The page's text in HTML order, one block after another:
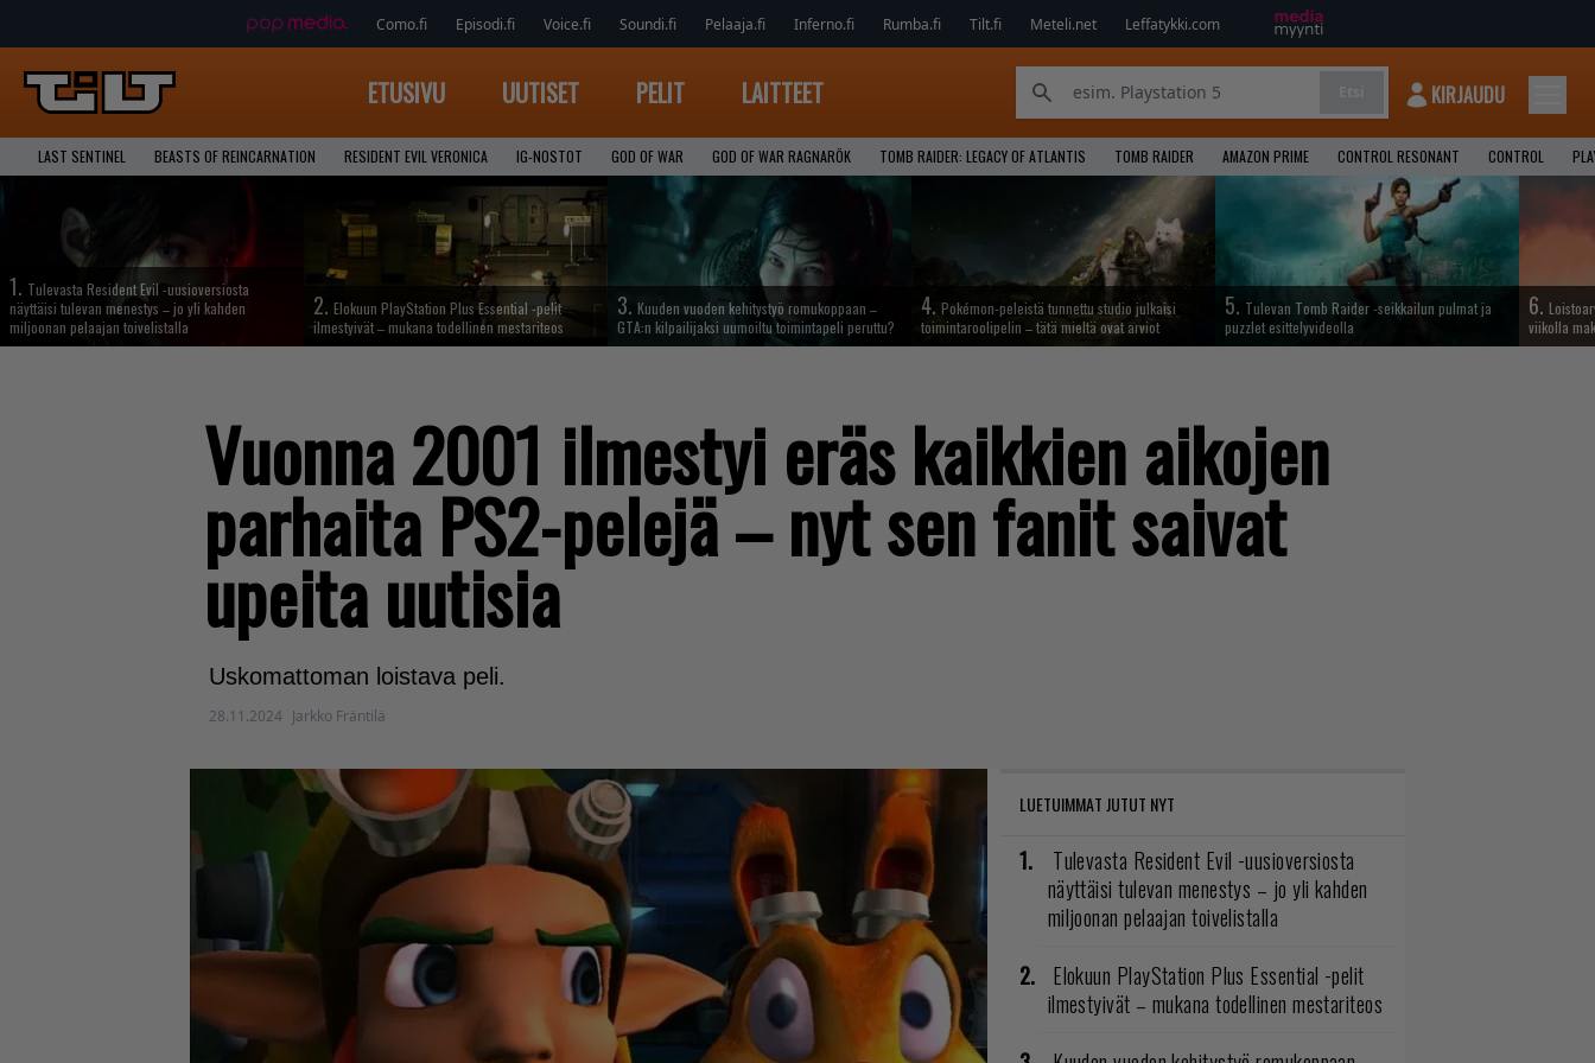
Como.fi Episodi.fi Voice.fi Soundi.fi Pelaaja.fi Inferno.fi Rumba.fi Tilt.fi Meteli.net Leffatykki.com
ETUSIVU UUTISET PELIT LAITTEET KIRJAUDU
LAST SENTINEL BEASTS OF REINCARNATION RESIDENT EVIL VERONICA IG-NOSTOT GOD OF WAR GOD OF WAR RAGNARÖK TOMB RAIDER: LEGACY OF ATLANTIS TOMB RAIDER AMAZON PRIME CONTROL RESONANT CONTROL
1. Tulevasta Resident Evil -uusioversiosta
näyttäisi tulevan menestys – jo yli kahden
miljoonan pelaajan toivelistalla
2. Elokuun PlayStation Plus Essential -pelit
ilmestyivät – mukana todellinen mestariteos
3. Kuuden vuoden kehitystyö romukoppaan –
GTA:n kilpailijaksi uumoiltu toimintapeli peruttu?
4. Pokémon-peleistä tunnettu studio julkaisi
toimintaroolipelin – tätä mieltä ovat arviot
5. Tulevan Tomb Raider -seikkailun pulmat ja
puzzlet esittelyvideolla
6.
viikolla
Vuonna 2001 ilmestyi eräs kaikkien aikojen
parhaita PS2-pelejä – nyt sen fanit saivat
upeita uutisia
Uskomattoman loistava peli.
28.11.2024 Jarkko Fräntilä
LUETUIMMAT JUTUT NYT
Tulevasta Resident Evil -uusioversiosta
näyttäisi tulevan menestys – jo yli kahden
miljoonan pelaajan toivelistalla
Elokuun PlayStation Plus Essential -pelit
ilmestyivät – mukana todellinen mestariteos